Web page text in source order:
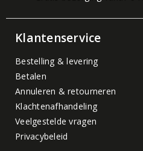
Klantenservice
Bestelling & levering
Betalen
Annuleren & retourneren
Klachtenafhandeling
Veelgestelde vragen
Privacybeleid